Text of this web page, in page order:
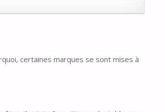
certaines marques se sont mises à